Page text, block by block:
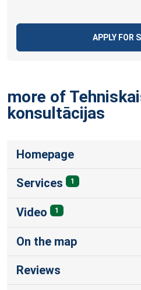
APPLY FOR
more of
konsultācijas
Homepage
Services 1
Video 1
On the map
Reviews